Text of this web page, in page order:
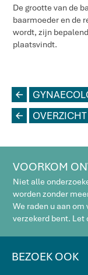
De grootte van de
baarmoeder en de
wordt, zijn
plaatsvindt.
L
L
VOORKOM
Niet alle
worden zonder
We raden u aan
verzekerd bent. Let
BEZOEK OOK